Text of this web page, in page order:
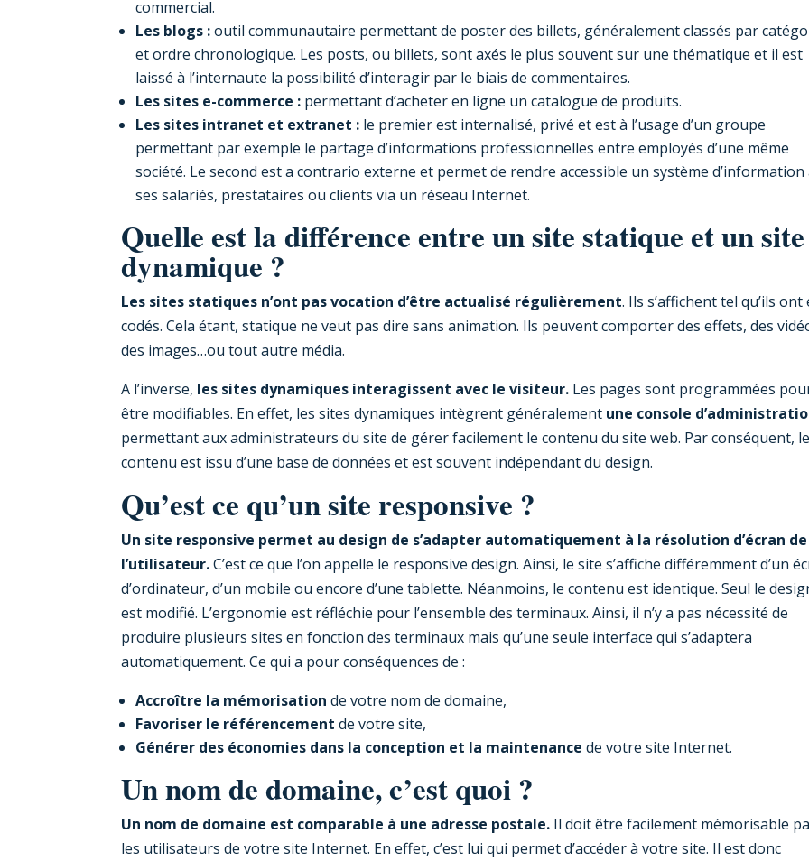
commercial.
Les blogs :outil communautaire permettant de poster des billets, généralement classés par
et ordre chronologique. Les posts, ou billets, sont axés le plus souvent sur une thématique et il est
laissé à l’internaute la possibilité d’interagir par le biais de commentaires.
Les sites e-commerce :permettant d’acheter en ligne un catalogue de produits.
Les sites intranet et extranet :le premier est internalisé, privé et est à l’usage d’un groupe
permettant par exemple le partage d’informations professionnelles entre employés d’une même
société. Le second est a contrario externe et permet de rendre accessible un système d’information
ses salariés, prestataires ou clients via un réseau Internet.
Quelle est la différence entre un site statique et un site
dynamique ?
Les sites statiques n’ont pas vocation d’être actualisé régulièrement. Ils s’affichent tel qu’ils ont
codés. Cela étant, statique ne veut pas dire sans animation. Ils peuvent comporter des effets, des
des images…ou tout autre média.
A l’inverse, les sites dynamiques interagissent avec le visiteur.Les pages sont programmées
être modifiables. En effet, les sites dynamiques intègrent généralement une console
permettant aux administrateurs du site de gérer facilement le contenu du site web. Par conséquent, le
contenu est issu d’une base de données et est souvent indépendant du design.
Qu’est ce qu’un site responsive ?
Un site responsive permet au design de s’adapter automatiquement à la résolution d’écran de
l’utilisateur.C’est ce que l’on appelle le responsive design. Ainsi, le site s’affiche différemment d’un
d’ordinateur, d’un mobile ou encore d’une tablette. Néanmoins, le contenu est identique. Seul le
est modifié. L’ergonomie est réfléchie pour l’ensemble des terminaux. Ainsi, il n’y a pas nécessité de
produire plusieurs sites en fonction des terminaux mais qu’une seule interface qui s’adaptera
automatiquement. Ce qui a pour conséquences de :
Accroître la mémorisation de votre nom de domaine,
Favoriser le référencement de votre site,
Générer des économies dans la conception et la maintenance de votre site Internet.
Un nom de domaine, c’est quoi ?
Un nom de domaine est comparable à une adresse postale.Il doit être facilement mémorisable
les utilisateurs de votre site Internet. En effet, c’est lui qui permet d’accéder à votre site. Il est donc